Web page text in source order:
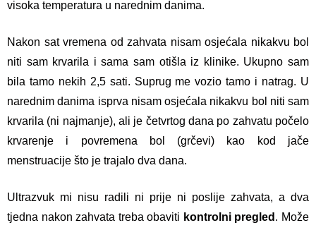
visoka temperatura u narednim danima.
Nakon sat vremena od zahvata nisam osjećala nikakvu bol
niti sam krvarila i sama sam otišla iz klinike. Ukupno sam
bila tamo nekih 2,5 sati. Suprug me vozio tamo i natrag. U
narednim danima isprva nisam osjećala nikakvu bol niti sam
krvarila (ni najmanje), ali je četvrtog dana po zahvatu počelo
krvarenje i povremena bol (grčevi) kao kod jače
menstruacije što je trajalo dva dana.
Ultrazvuk mi nisu radili ni prije ni poslije zahvata, a dva
tjedna nakon zahvata treba obaviti kontrolni pregled . Može